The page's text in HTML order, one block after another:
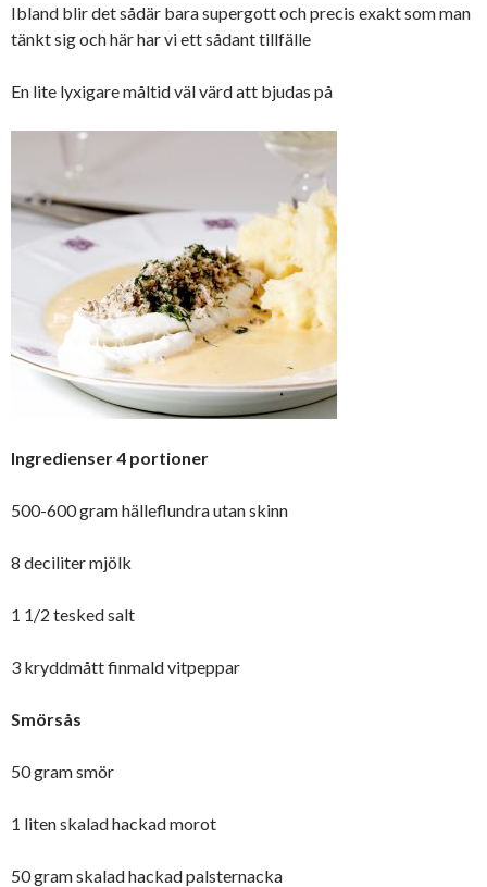
Ibland blir det sådär bara supergott och precis exakt som man
tänkt sig och här har vi ett sådant tillfälle
En lite lyxigare måltid väl värd att bjudas på
Ingredienser 4 portioner
500-600 gram hälleflundra utan skinn
8 deciliter mjölk
1 1/2 tesked salt
3 kryddmått finmald vitpeppar
Smörsås
50 gram smör
1 liten skalad hackad morot
50 gram skalad hackad palsternacka